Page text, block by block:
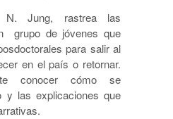
Jung, rastrea las
grupo de jóvenes que
para salir al
en el país o retornar.
conocer cómo se
y las explicaciones que